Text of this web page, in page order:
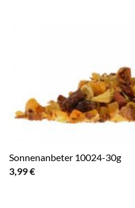
Sonnenanbeter 10024-30g
3,99€